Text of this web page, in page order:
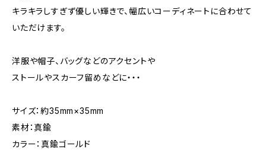
キラキラしすぎず優しい輝きで、幅広いコーディネートに合わせて
いただけます。
洋服や帽子、バッグなどのアクセントや
ストールやスカーフ留めなどに・・・
サイズ：約35mm×35mm
素材：真鍮
カラー：真鍮ゴールド